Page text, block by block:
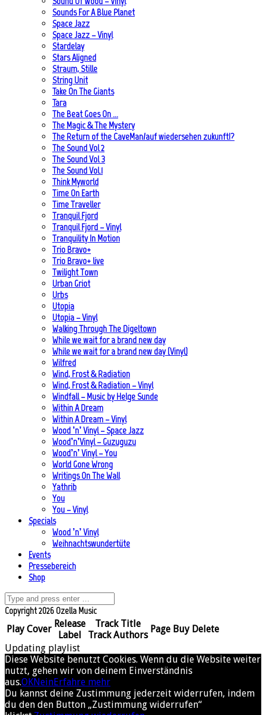
Sounds For A Blue Planet
Space Jazz
Space Jazz – Vinyl
Stardelay
Stars Aligned
Straum, Stille
String Unit
Take On The Giants
Tara
The Beat Goes On …
The Magic & The Mystery
The Return of the CaveMan/auf wiedersehen zukunft!?
The Sound Vol 2
The Sound Vol 3
The Sound Vol.1
Think Myworld
Time On Earth
Time Traveller
Tranquil Fjord
Tranquil Fjord – Vinyl
Tranquility In Motion
Trio Bravo+
Trio Bravo+ live
Twilight Town
Urban Griot
Urbs
Utopia
Utopia – Vinyl
Walking Through The Digeltown
While we wait for a brand new day
While we wait for a brand new day (Vinyl)
Wilfred
Wind, Frost & Radiation
Wind, Frost & Radiation – Vinyl
Windfall – Music by Helge Sunde
Within A Dream
Within A Dream – Vinyl
Wood ’n’ Vinyl – Space Jazz
Wood’n’Vinyl – Guzuguzu
Wood’n’ Vinyl – You
World Gone Wrong
Writings On The Wall
Yathrib
You
You – Vinyl
Specials
Wood ’n’ Vinyl
Weihnachtswundertüte
Events
Pressebereich
Shop
Copyright 2026 Ozella Music
Play Cover Release
Label
Track Title
Track Authors
Page Buy Delete
Updating playlist
Diese Website benutzt Cookies. Wenn du die Website weiter
nutzt, gehen wir von deinem Einverständnis
aus.OKNeinErfahre mehr
Du kannst deine Zustimmung jederzeit widerrufen, indem
du den den Button „Zustimmung widerrufen“